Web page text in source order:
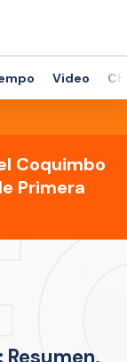
Video
Coquimbo
Primera